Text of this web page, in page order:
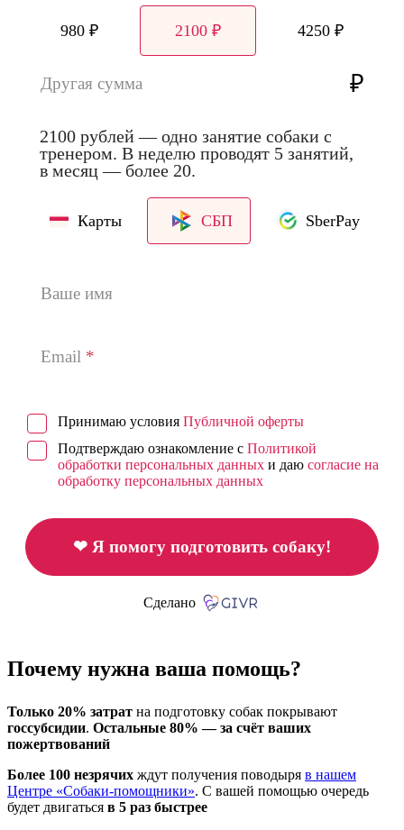
980 ₽ 2100 ₽ 4250 ₽
Другая сумма ₽
2100 рублей — одно занятие собаки с
тренером. В неделю проводят 5 занятий,
в месяц — более 20.
Карты СБП SberPay
Ваше имя
Email
Принимаю условия Публичной оферты
Подтверждаю ознакомление с Политикой
обработки персональных данных и даю согласие на
обработку персональных данных
❤ Я помогу подготовить собаку!
Сделано
Почему нужна ваша помощь?
Только 20% затрат на подготовку собак покрывают
госсубсидии. Остальные 80% — за счёт ваших
пожертвований
Более 100 незрячих ждут получения поводыря в нашем
Центре «Собаки-помощники». С вашей помощью очередь
будет двигаться в 5 раз быстрее